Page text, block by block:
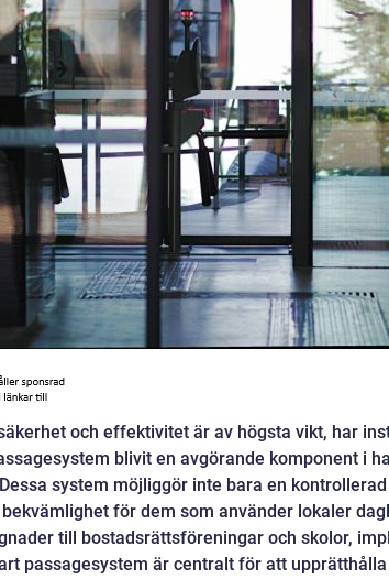
och effektivitet är av högsta vikt, har
blivit en avgörande komponent i
system möjliggör inte bara en
för dem som använder lokaler
till bostadsrättsföreningar och skolor,
passagesystem är centralt för att